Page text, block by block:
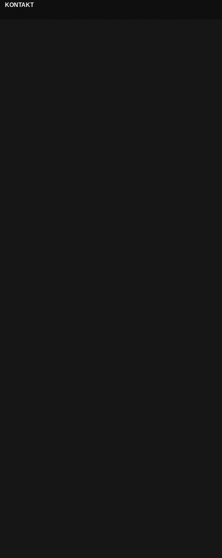
KONTAKT